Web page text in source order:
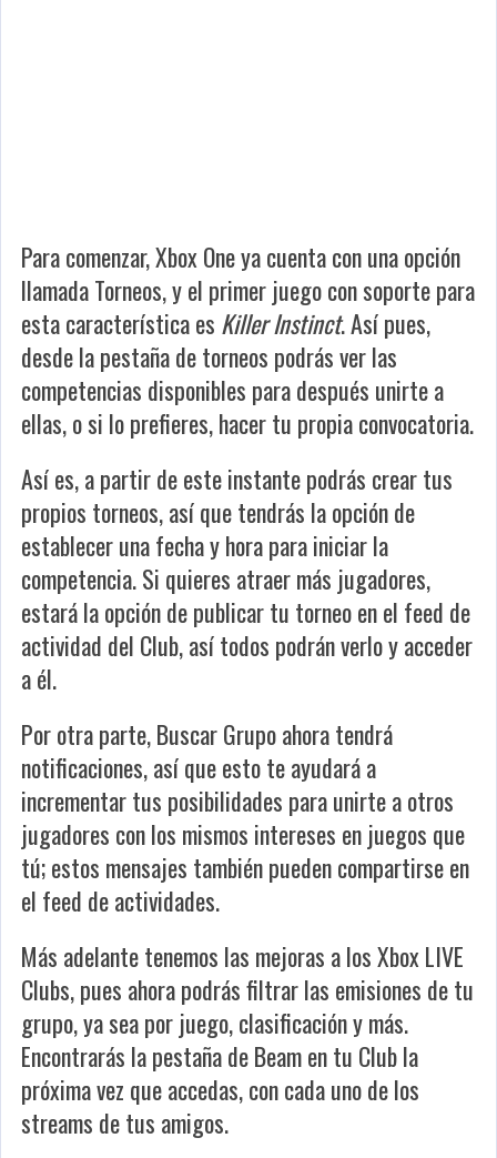
Para comenzar, Xbox One ya cuenta con una opción
llamada Torneos, y el primer juego con soporte para
esta característica es Killer Instinct. Así pues,
desde la pestaña de torneos podrás ver las
competencias disponibles para después unirte a
ellas, o si lo prefieres, hacer tu propia convocatoria.
Así es, a partir de este instante podrás crear tus
propios torneos, así que tendrás la opción de
establecer una fecha y hora para iniciar la
competencia. Si quieres atraer más jugadores,
estará la opción de publicar tu torneo en el feed de
actividad del Club, así todos podrán verlo y acceder
a él.
Por otra parte, Buscar Grupo ahora tendrá
notificaciones, así que esto te ayudará a
incrementar tus posibilidades para unirte a otros
jugadores con los mismos intereses en juegos que
tú; estos mensajes también pueden compartirse en
el feed de actividades.
Más adelante tenemos las mejoras a los Xbox LIVE
Clubs, pues ahora podrás filtrar las emisiones de tu
grupo, ya sea por juego, clasificación y más.
Encontrarás la pestaña de Beam en tu Club la
próxima vez que accedas, con cada uno de los
streams de tus amigos.